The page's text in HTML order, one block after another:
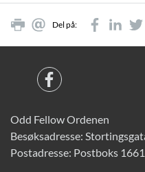
Del på:
Odd Fellow Ordenen
Besøksadresse:
Postadresse: Postboks